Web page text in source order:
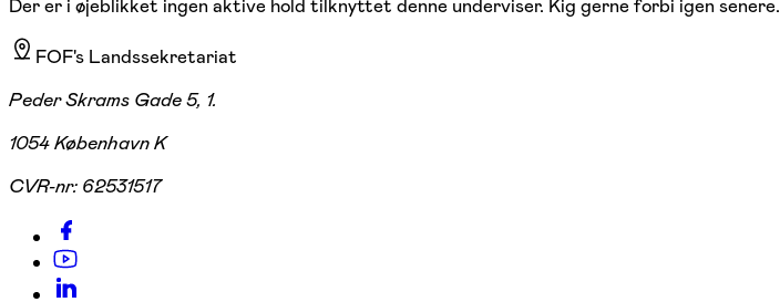
Der er i øjeblikket ingen aktive hold tilknyttet denne underviser. Kig gerne forbi igen senere.
FOF's Landssekretariat
Peder Skrams Gade 5, 1.
1054 København K
CVR-nr: 62531517